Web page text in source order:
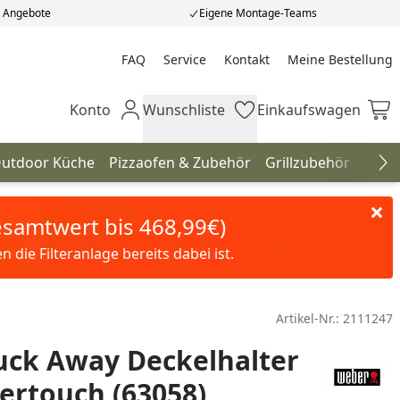
Eigene Montage-Teams
FAQ Service Kontakt Meine Bestellung
Meine Bestellung
Mein Konto
Konto Wunschliste
Wunschliste Einkaufswagen
Einkaufswagen
Küche Pizzaofen & Zubehör Grillzubehör
bis 468,99€)
die Filteranlage bereits dabei ist.
Artikel-Nr.: 2111247
Away Deckelhalter